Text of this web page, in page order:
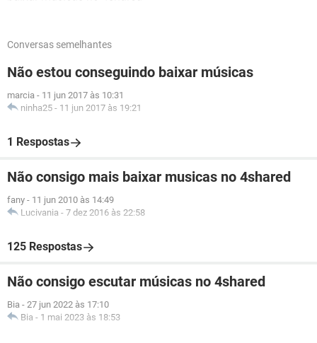
Conversas semelhantes
Não estou conseguindo baixar músicas
marcia - 11 jun 2017 às 10:31
ninha25 - 11 jun 2017 às 19:21
1 Respostas
Não consigo mais baixar musicas no 4shared
fany - 11 jun 2010 às 14:49
Lucivania - 7 dez 2016 às 22:58
125 Respostas
Não consigo escutar músicas no 4shared
Bia - 27 jun 2022 às 17:10
Bia - 1 mai 2023 às 18:53